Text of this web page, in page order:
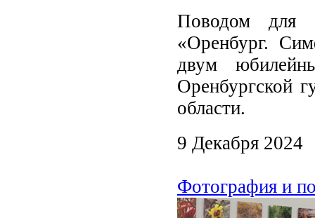
Поводом для
«Оренбург.
двум
Оренбургской
области.
9 Декабря 2024
Фотография и